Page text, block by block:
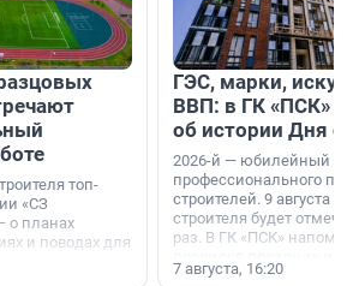
топ-
«СЗ
о планах
и поводах для
ГЭС, марки,
ВВП: в ГК «ПСК»
об истории Дня
2026-й — юбилейный
профессионального
строителей. 9 августа
строителя будет
раз. В ГК «ПСК»
поменялась роль
7 августа, 16:20